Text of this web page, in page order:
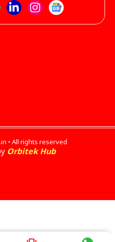
• All rights reserved
Orbitek Hub